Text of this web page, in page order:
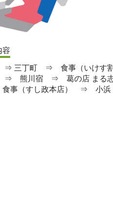
容
⇒ 三丁町 ⇒ 食事（いけす
⇒ 熊川宿 ⇒ 葛の店 まる
事（すし政本店） ⇒ 小浜